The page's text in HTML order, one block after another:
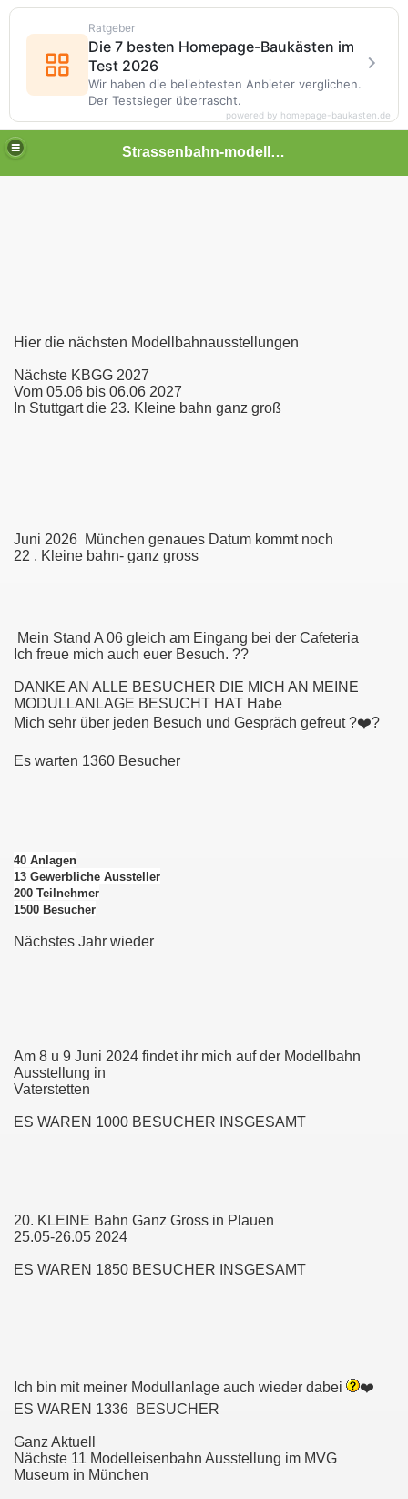
Strassenbahn-modellwelt
Hier die nächsten Modellbahnausstellungen
Nächste KBGG 2027
Vom 05.06 bis 06.06 2027
In Stuttgart die 23. Kleine bahn ganz groß
Juni 2026 München genaues Datum kommt noch
22 . Kleine bahn- ganz gross
Mein Stand A 06 gleich am Eingang bei der Cafeteria
Ich freue mich auch euer Besuch. ??
DANKE AN ALLE BESUCHER DIE MICH AN MEINE
MODULLANLAGE BESUCHT HAT Habe
Mich sehr über jeden Besuch und Gespräch gefreut ?❤️?
Es warten 1360 Besucher
40 Anlagen
13 Gewerbliche Aussteller
200 Teilnehmer
1500 Besucher
Nächstes Jahr wieder
Am 8 u 9 Juni 2024 findet ihr mich auf der Modellbahn
Ausstellung in
Vaterstetten
ES WAREN 1000 BESUCHER INSGESAMT
20. KLEINE Bahn Ganz Gross in Plauen
25.05-26.05 2024
ES WAREN 1850 BESUCHER INSGESAMT
Ich bin mit meiner Modullanlage auch wieder dabei
❤️
ES WAREN 1336 BESUCHER
Ganz Aktuell
Nächste 11 Modelleisenbahn Ausstellung im MVG
Museum in München
Hannover und andere
MEHR
im MVG Museum in München 2019
Ratgeber
Die 7 besten Homepage-Baukästen im
Test 2026
Wir haben die beliebtesten Anbieter verglichen.
Der Testsieger überrascht.
powered by homepage-baukasten.de